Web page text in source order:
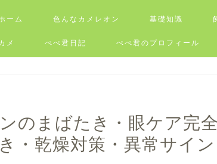
ーム 色んなカメレオン 基礎知識
メ ぺぺ君日記 ぺぺ君のプロフィール
のまばたき・眼ケア完
・乾燥対策・異常サイ